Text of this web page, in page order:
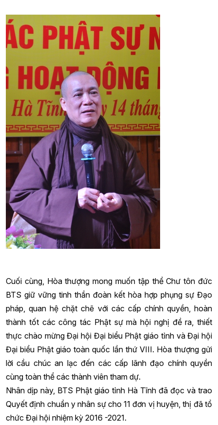
Cuối cùng, Hòa thượng mong muốn tập thể Chư tôn đức
BTS giữ vững tinh thần đoàn kết hòa hợp phụng sự Đạo
pháp, quan hệ chặt chẽ với các cấp chính quyền, hoàn
thành tốt các công tác Phật sự mà hội nghị đề ra, thiết
thực chào mừng Đại hội Đại biểu Phật giáo tỉnh và Đại hội
Đại biểu Phật giáo toàn quốc lần thứ VIII. Hòa thượng gửi
lời cầu chúc an lạc đến các cấp lãnh đạo chính quyền
cùng toàn thể các thành viên tham dự.
Nhân dịp này, BTS Phật giáo tỉnh Hà Tĩnh đã đọc và trao
Quyết định chuẩn y nhân sự cho 11 đơn vị huyện, thị đã tổ
chức Đại hội nhiệm kỳ 2016 -2021.